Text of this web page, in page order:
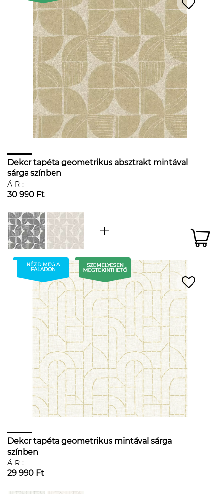
Dekor tapéta geometrikus absztrakt mintával
sárga színben
ÁR:
30 990 Ft
NÉZD MEG A
FALADON
Dekor tapéta geometrikus mintával sárga
színben
ÁR:
29 990 Ft